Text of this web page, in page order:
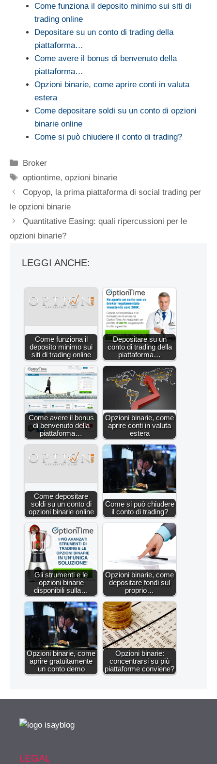
Come funziona il deposito minimo sui siti di
trading online
Depositare su un conto di trading della
piattaforma…
Come avere il bonus di benvenuto della
piattaforma…
Opzioni binarie, come aprire conti in valuta
estera
Come depositare soldi su un conto di opzioni
binarie online
Come si può chiudere il conto di trading?
Categorie
Broker
Tag
optiontime,opzioni binarie
Copyop, la prima piattaforma di social trading per
le opzioni binarie
Quantitative Easing: quali ripercussioni per le
opzioni binarie?
LEGGI ANCHE:
Come funziona il
deposito minimo sui
siti di trading online
Depositare su un
conto di trading della
piattaforma…
Come avere il bonus
di benvenuto della
piattaforma…
Opzioni binarie, come
aprire conti in valuta
estera
Come depositare
soldi su un conto di
opzioni binarie online
Come si può chiudere
il conto di trading?
Gli strumenti e le
opzioni binarie
disponibili sulla…
Opzioni binarie, come
depositare fondi sul
proprio…
Opzioni binarie, come
aprire gratuitamente
un conto demo
Opzioni binarie:
concentrarsi su più
piattaforme conviene?
LEGAL